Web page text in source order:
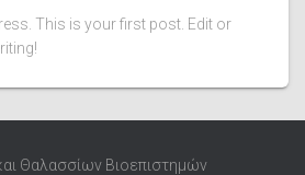
This is your first post. Edit or
Θαλασσίων Βιοεπιστημών